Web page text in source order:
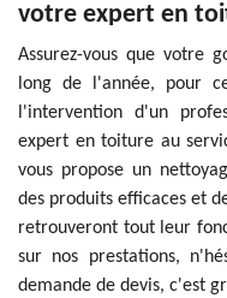
votre expert en
Assurez-vous que votre
long de l'année, pour
l'intervention d'un
expert en toiture au
vous propose un
des produits efficaces et
retrouveront tout leur
sur nos prestations,
demande de devis, c'est